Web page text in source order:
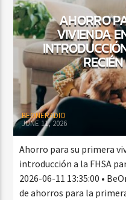
AHORRO
VIVIENDA
BEONERADIO
JUNE 11, 2026
Ahorro para su primera
introducción a la FHSA
2026-06-11 13:35:00 •
de ahorros para la